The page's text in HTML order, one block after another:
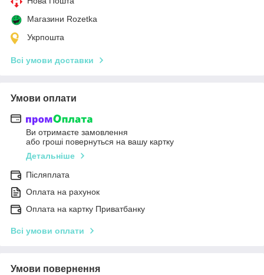
Магазини Rozetka
Укрпошта
Всі умови доставки
Умови оплати
Ви отримаєте замовлення
або гроші повернуться на вашу картку
Детальніше
Післяплата
Оплата на рахунок
Оплата на картку Приватбанку
Всі умови оплати
Умови повернення